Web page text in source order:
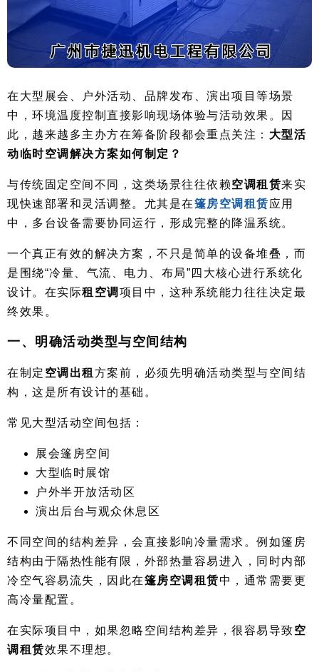
在大型展会、户外活动、品牌发布、演出项目等场景
中，环境温度控制直接影响现场体验与活动效果。因
此，越来越多主办方在筹备阶段都会重点关注： 大型活
动临时空调解决方案如何制定？
与传统固定空间不同，这类场景往往依赖空调租赁来实
现快速部署和灵活调整。尤其是在篷房空调租赁应用
中，多台设备需要协同运行，形成完整的降温系统。
一个真正有效的解决方案，不只是简单的设备堆叠，而
是围绕“冷量、气流、电力、布局”四大核心进行系统化
设计。在实际租空调 项目中，这种系统能力往往决定最
终效果。
一、明确活动类型与空间结构
在制定 空调出租 方案前，必须先明确活动类型与空间结
构，这是所有设计的基础。
常见大型活动空间包括：
展会篷房空间
大型临时展馆
户外半开放活动区
演出后台与观众休息区
不同空间的结构差异，会直接影响冷量需求。例如篷房
结构由于隔热性能有限，外部热量容易进入，同时内部
冷空气容易流失，因此在篷房空调租赁中，通常需要更
高冷量配置。
在实际项目中，如果忽略空间结构差异，很容易导致空
调租赁效果不理想。